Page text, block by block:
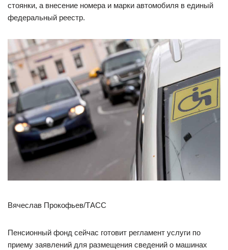
стоянки, а внесение номера и марки автомобиля в единый
федеральный реестр.
Вячеслав Прокофьев/ТАСС
Пенсионный фонд сейчас готовит регламент услуги по
приему заявлений для размещения сведений о машинах